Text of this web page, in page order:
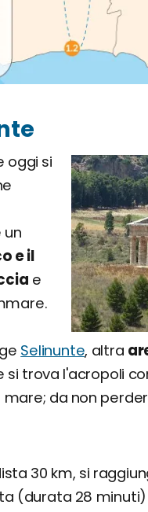
oggi si
un
e il
e
Selinunte, altra
trova l'acropoli
da non
30 km, si
(durata 28